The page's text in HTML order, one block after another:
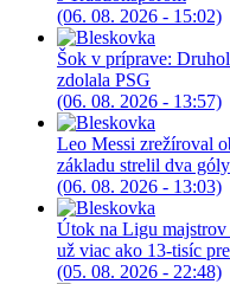
(06. 08. 2026 - 15:02)
Šok v príprave:
zdolala PSG
(06. 08. 2026 - 13:57)
Leo Messi zrežíroval
základu strelil dva góly
(06. 08. 2026 - 13:03)
Útok na Ligu
už viac ako 13-tisíc
(05. 08. 2026 - 22:48)